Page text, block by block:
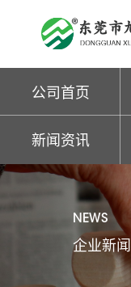
公司首页
新闻资讯
NEWS
企业新闻